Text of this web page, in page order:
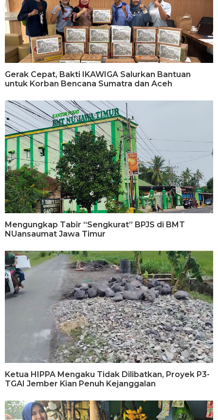
Gerak Cepat, Bakti IKAWIGA Salurkan Bantuan
untuk Korban Bencana Sumatra dan Aceh
Mengungkap Tabir “Sengkurat” BPJS di BMT
NUansaumat Jawa Timur
Ketua HIPPA Mengaku Tidak Dilibatkan, Proyek P3-
TGAI Jember Kian Penuh Kejanggalan